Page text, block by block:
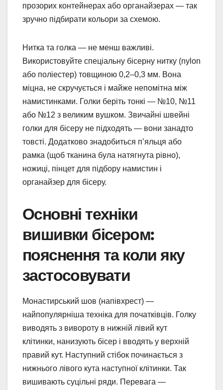
прозорих контейнерах або органайзерах — так
зручно підбирати кольори за схемою.
Нитка та голка — не менш важливі.
Використовуйте спеціальну бісерну нитку (nylon
або поліестер) товщиною 0,2–0,3 мм. Вона
міцна, не скручується і майже непомітна між
намистинками. Голки беріть тонкі — №10, №11
або №12 з великим вушком. Звичайні швейні
голки для бісеру не підходять — вони занадто
товсті. Додатково знадобиться п’яльця або
рамка (щоб тканина була натягнута рівно),
ножиці, пінцет для підбору намистин і
органайзер для бісеру.
Основні техніки
вишивки бісером:
пояснення та коли яку
застосовувати
Монастирський шов (напівхрест) —
найпопулярніша техніка для початківців. Голку
виводять з вивороту в нижній лівий кут
клітинки, нанизують бісер і вводять у верхній
правий кут. Наступний стібок починається з
нижнього лівого кута наступної клітинки. Так
вишивають суцільні ряди. Перевага —